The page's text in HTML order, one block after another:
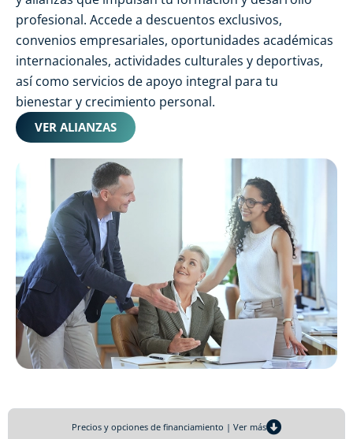
profesional. Accede a descuentos exclusivos,
convenios empresariales, oportunidades académicas
internacionales, actividades culturales y deportivas,
así como servicios de apoyo integral para tu
bienestar y crecimiento personal.
VER ALIANZAS
Precios y opciones de financiamiento | Ver más